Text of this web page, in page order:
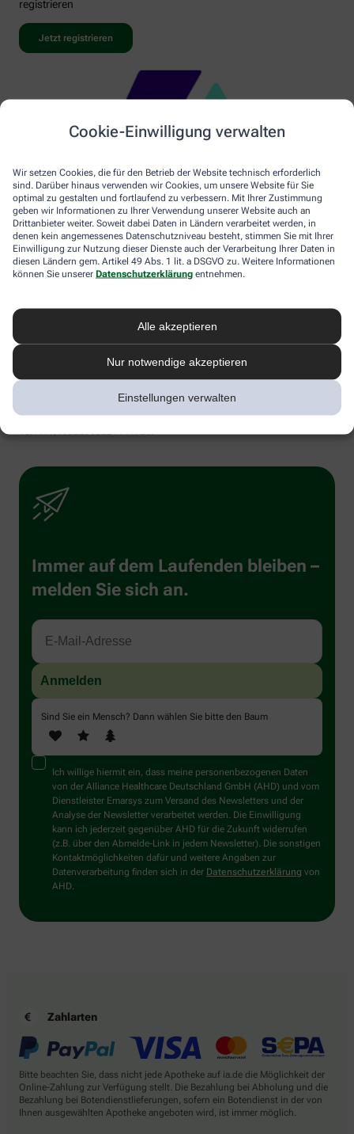
Cookie-Einwilligung verwalten
Wir setzen Cookies, die für den Betrieb der Website technisch erforderlich
sind. Darüber hinaus verwenden wir Cookies, um unsere Website für Sie
optimal zu gestalten und fortlaufend zu verbessern. Mit Ihrer Zustimmung
geben wir Informationen zu Ihrer Verwendung unserer Website auch an
Drittanbieter weiter. Soweit dabei Daten in Ländern verarbeitet werden, in
denen kein angemessenes Datenschutzniveau besteht, stimmen Sie mit Ihrer
Einwilligung zur Nutzung dieser Dienste auch der Verarbeitung Ihrer Daten in
diesen Ländern gem. Artikel 49 Abs. 1 lit. a DSGVO zu. Weitere Informationen
können Sie unserer Datenschutzerklärung entnehmen.
Alle akzeptieren
Nur notwendige akzeptieren
Einstellungen verwalten
registrieren
Jetzt registrieren
Kenning M et al. Comparative System Accuracy of Blood Glucose
Monitoring Systems – Advocacy for a New Accuracy Metric. J Diabetes Sci
Technology. 2024 Oct 16.
2Pleus S et al. J Diabetes Sci Technol 2024;18(3):644–652. doi:
10.1177/19322968221141926.
Immer auf dem Laufenden bleiben –
melden Sie sich an.
Sind Sie ein Mensch? Dann wählen Sie bitte den Baum
Ich willige hiermit ein, dass meine personenbezogenen Daten
von der Alliance Healthcare Deutschland GmbH (AHD) und vom
Dienstleister Emarsys zum Versand des Newsletters und der
Analyse der Newsletter verarbeitet werden. Die Einwilligung
kann ich jederzeit gegenüber AHD für die Zukunft widerrufen
(z.B. über den Abmelde-Link in jedem Newsletter). Die sonstigen
Kontaktmöglichkeiten dafür und weitere Angaben zur
Datenverarbeitung finden sich in der Datenschutzerklärung von
AHD.
Zahlarten
Bitte beachten Sie, dass nicht jede Apotheke auf ia.de die Möglichkeit der
Online-Zahlung zur Verfügung stellt. Die Bezahlung bei Abholung und die
Bezahlung bei Botendienstlieferungen, sofern ein Botendienst in der von
Ihnen ausgewählten Apotheke angeboten wird, ist immer möglich.